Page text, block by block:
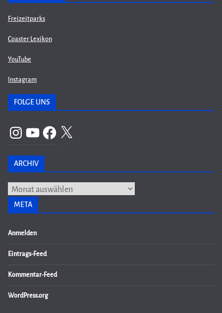
Freizeitparks
Coaster Lexikon
YouTube
Instagram
FOLGE UNS
InstagramYouTubeFacebook
X
ARCHIV
Archiv
META
Anmelden
Eintrags-Feed
Kommentar-Feed
WordPress.org